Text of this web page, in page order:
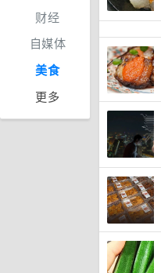
财经
自媒体
美食
更多